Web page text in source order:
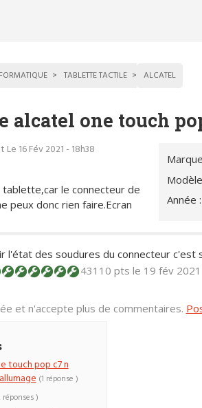
TABLETTE TACTILE ALCATEL
alcatel one touch
Année :
Le 16 Fév 2021 - 18h38
tablette,car le connecteur de
peux donc rien faire.Ecran
l'état des soudures du connecteur c'est
43110 pts le 19 fév
et n'accepte plus de commentaires.
touch pop c7 n
(1 réponse )
réponses )